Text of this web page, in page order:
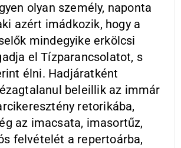
olyan személy, naponta
azért imádkozik, hogy a
mindegyike erkölcsi
el Tízparancsolatot, s
élni. Hadjáratként
beleillik az immár
retorikába,
az imacsata, imasortűz,
felvételét a repertoárba,